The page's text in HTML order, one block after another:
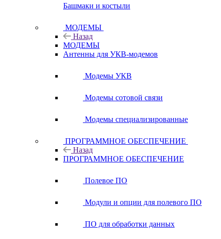
Башмаки и костыли
МОДЕМЫ
Назад
МОДЕМЫ
Антенны для УКВ-модемов
Модемы УКВ
Модемы сотовой связи
Модемы специализированные
ПРОГРАММНОЕ ОБЕСПЕЧЕНИЕ
Назад
ПРОГРАММНОЕ ОБЕСПЕЧЕНИЕ
Полевое ПО
Модули и опции для полевого ПО
ПО для обработки данных